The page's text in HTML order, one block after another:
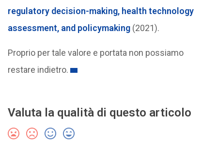
regulatory decision-making, health technology
assessment, and policymaking(2021).
Proprio per tale valore e portata non possiamo
restare indietro.
Valuta la qualità di questo articolo